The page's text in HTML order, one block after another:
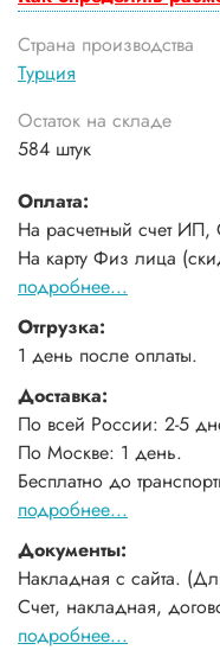
Страна производства
Турция
Остаток на складе
584 штук
Оплата:
На расчетный счет
На карту Физ лица
подробнее...
Отгрузка:
1 день после оплаты.
Доставка:
По всей России: 2-5
По Москве: 1 день.
Бесплатно до
подробнее...
Документы:
Накладная с сайта.
Счет, накладная,
подробнее...